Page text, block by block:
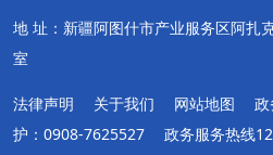
地 址：新疆阿图什市产业服务区阿扎
室
法律声明 关于我们 网站地图
护：0908-7625527
政务服务热线